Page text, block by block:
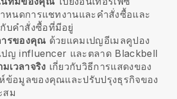
หนดการแชทงานและคำสั่งซื้อและ
บคำสั่งซื้อที่มีอยู่
ารของคุณ ด้วยแคมเปญอีเมลคูปอง
ญ influencer และตลาด Blackbell
เวลาจริง เกี่ยวกับวิธีการแสดงของ
ข้อมูลของคุณและปรับปรุงธุรกิจของ
สม